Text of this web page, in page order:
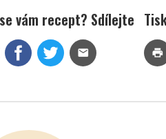
vám recept? Sdílejte
mail print